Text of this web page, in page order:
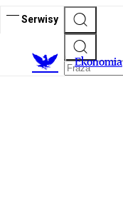
Serwisy
Ekonomia